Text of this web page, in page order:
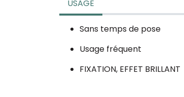
USAGE
Sans temps de pose
Usage fréquent
FIXATION, EFFET BRILLANT